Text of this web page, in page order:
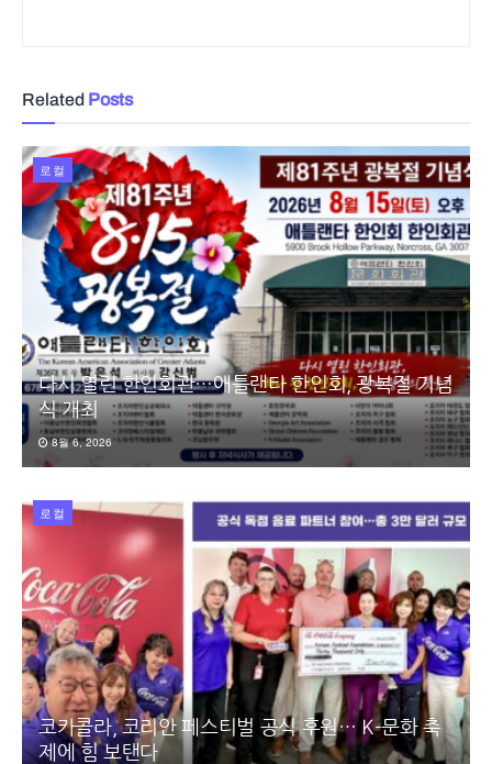
Related Posts
로컬
다시 열린 한인회관…애틀랜타 한인회, 광복절 기념
식 개최
8월 6, 2026
로컬
코카콜라, 코리안 페스티벌 공식 후원… K-문화 축
제에 힘 보탠다